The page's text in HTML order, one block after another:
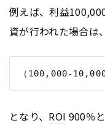
例えば、利益
資が行われた場合は、
となり、 ROI 900％